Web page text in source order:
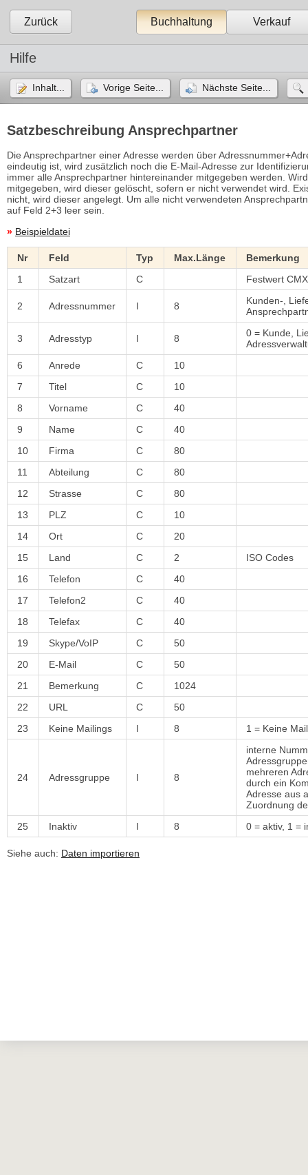
Zurück Buchhaltung Verkauf
Hilfe
Inhalt... Vorige Seite... Nächste Seite...
Satzbeschreibung Ansprechpartner
Die Ansprechpartner einer Adresse werden über
eindeutig ist, wird zusätzlich noch die E-Mail-Adresse zur
immer alle Ansprechpartner hintereinander mitgegeben werden.
mitgegeben, wird dieser gelöscht, sofern er nicht verwendet wird.
nicht, wird dieser angelegt. Um alle nicht verwendeten
auf Feld 2+3 leer sein.
» Beispieldatei
Nr Feld Typ Max.Länge
Bemerkung
1
Satzart C Festwert
2 Adressnummer I 8
Kunden-,
3 Adresstyp I 8
0 = Kunde,
6
Anrede C
10
7
Titel C
10
8
Vorname C
40
9
Name C
40
10
Firma C
80
11
Abteilung C
80
12
Strasse C
80
13
PLZ C
10
14
Ort C
20
15
Land C 2
ISO Codes
16
Telefon C
40
17
Telefon2 C
40
18
Telefax C
40
19
Skype/VoIP C
50
20
E-Mail C
50
21
Bemerkung C
1024
22
URL C
50
23
Keine Mailings I 8 1 = Keine
24 Adressgruppe I 8
interne
mehreren
durch ein
Adresse aus
Zuordnung
25
Inaktiv I 8 0 = aktiv, 1 =
Siehe auch: Daten importieren